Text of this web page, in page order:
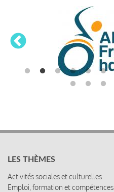
LES THÈMES
Activités sociales et culturelles
Emploi, formation et compétences